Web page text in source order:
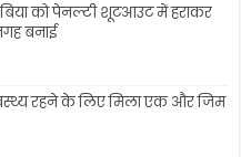
को पेनल्टी शूटआउट में हराकर
बनाई
रहने के लिए मिला एक और जिम